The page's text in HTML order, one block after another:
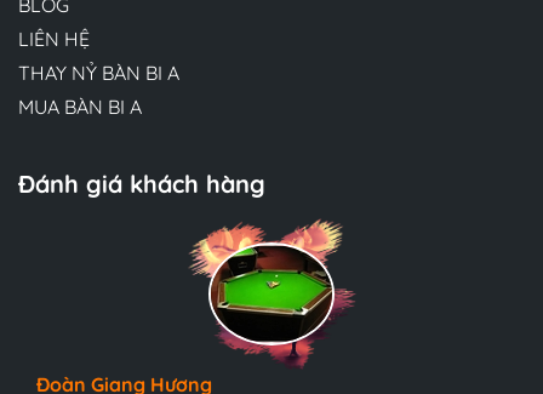
LIÊN HỆ
THAY NỶ BÀN BI A
MUA BÀN BI A
Đánh giá khách hàng
Đoàn Giang Hương
Ngọc Anh